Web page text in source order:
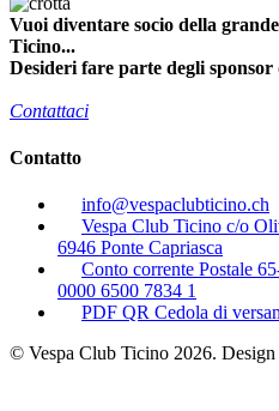
Vuoi diventare socio della
Ticino...
Desideri fare parte degli
Contattaci
Contatto
info@vespaclubticino.ch
Vespa Club Ticino c/o
6946 Ponte Capriasca
Conto corrente Postale
0000 6500 7834 1
PDF QR Cedola di
© Vespa Club Ticino 2026.